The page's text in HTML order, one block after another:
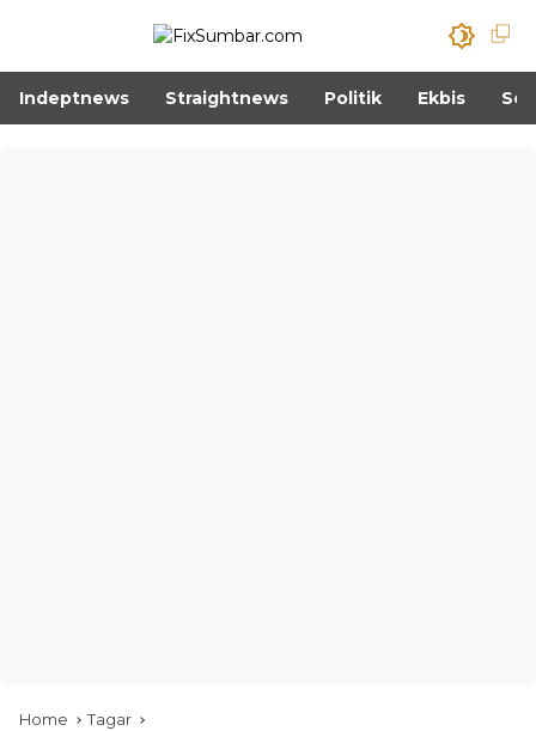
Indeptnews Straightnews Politik Ekbis
Home Tagar